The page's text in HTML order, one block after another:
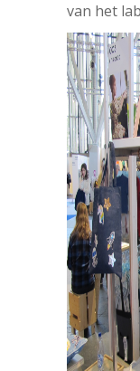
van het